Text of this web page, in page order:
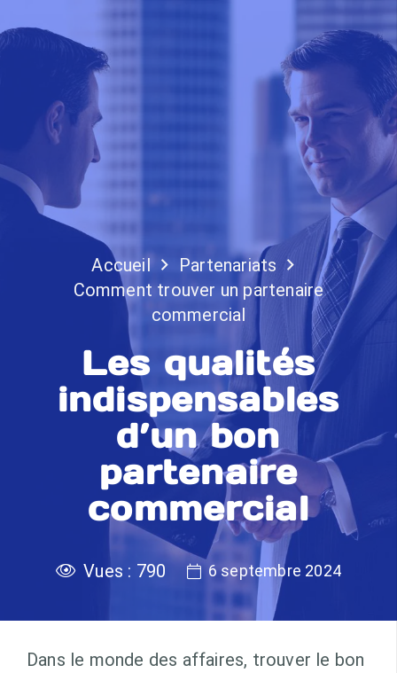
Accueil
Partenariats
Comment trouver un partenaire
commercial
Les qualités
indispensables
d’un bon
partenaire
commercial
Vues : 790 6 septembre 2024
Dans le monde des affaires, trouver le bon